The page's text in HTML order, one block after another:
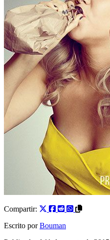
Compartir:
Escrito por Bouman